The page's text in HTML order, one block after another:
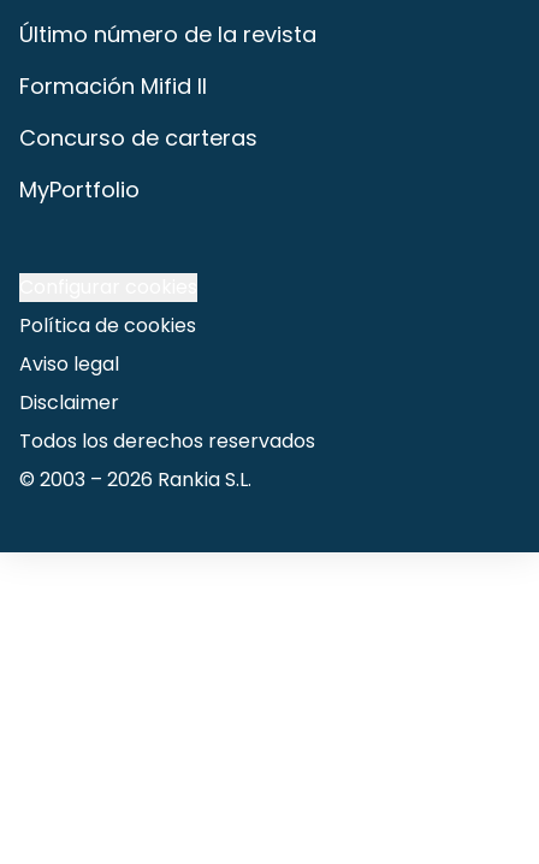
Último número de la revista
Formación Mifid II
Concurso de carteras
MyPortfolio
Política de cookies
Aviso legal
Disclaimer
Todos los derechos reservados
© 2003 – 2026 Rankia S.L.